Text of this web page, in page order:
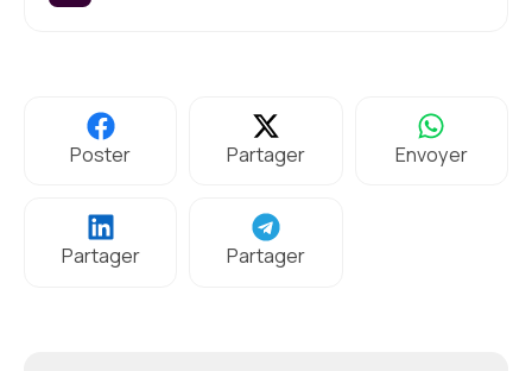
Poster Partager Envoyer
Partager Partager